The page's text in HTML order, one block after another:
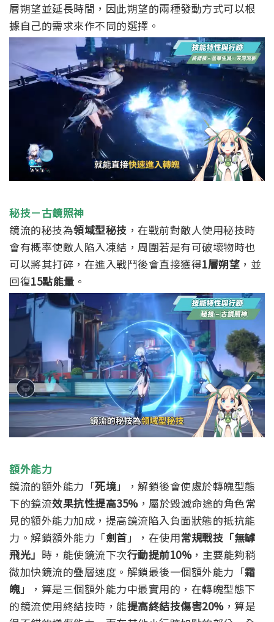
層朔望並延長時間，因此朔望的兩種發動方式可以根
據自己的需求來作不同的選擇。
秘技－古鏡照神
鏡流的秘技為領域型秘技 ，在戰前對敵人使用秘技時
會有概率使敵人陷入凍結，周圍若是有可破壞物時也
可以將其打碎，在進入戰鬥後會直接獲得1層朔望 ，並
回復15點能量 。
額外能力
鏡流的額外能力「死境」，解鎖後會使處於轉魄型態
下的鏡流效果抗性提高35%，屬於毀滅命途的角色常
見的額外能力加成，提高鏡流陷入負面狀態的抵抗能
力。 解鎖額外能力「劍首 」，在使用常規戰技「無罅
飛光」 時，能使鏡流下次行動提前10%，主要能夠稍
微加快鏡流的疊層速度。 解鎖最後一個額外能力「霜
魄」，算是三個額外能力中最實用的，在轉魄型態下
的鏡流使用終結技時，能提高終結技傷害20%，算是